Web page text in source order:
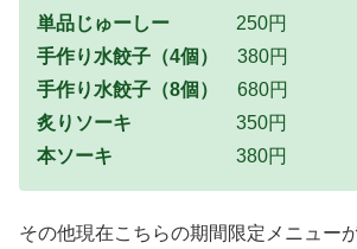
単品じゅーしー 250円
手作り水餃子（4個）
380円
手作り水餃子（8個）
680円
炙りソーキ 350円
本ソーキ 380円
その他現在こちらの期間限定メニュー